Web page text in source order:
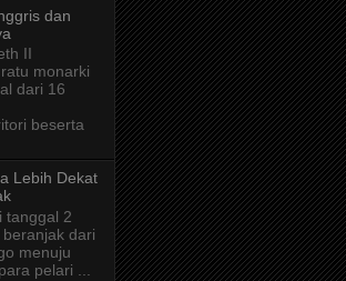
dan
II
monarki
dari 16
beserta
Lebih Dekat
tanggal 2
dari
menuju
pelari ...